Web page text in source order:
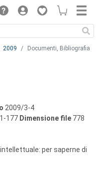
2009 Documenti, Bibliografia
2009/3-4
177 Dimensione file 778
intellettuale: per saperne di